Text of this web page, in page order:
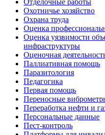
Отделочные работы
Охотничье хозяйство
Охрана труда
Оценка
Оценка уязвимости
инфраструктуры
Оценочная
Паллиативная помощь
Паразитология
Педагогика
Первая помощь
Переносные
Переработка нефти и
Персональные данные
Пест-контроль